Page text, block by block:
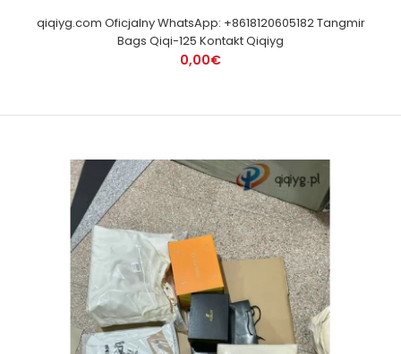
qiqiyg.com Oficjalny WhatsApp: +8618120605182 Tangmir
Bags Qiqi-125 Kontakt Qiqiyg
0,00€